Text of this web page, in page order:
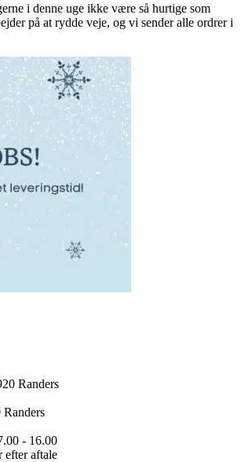
i denne uge ikke være så hurtige som
på at rydde veje, og vi sender alle ordrer i
Randers
Randers
- 16.00
efter aftale